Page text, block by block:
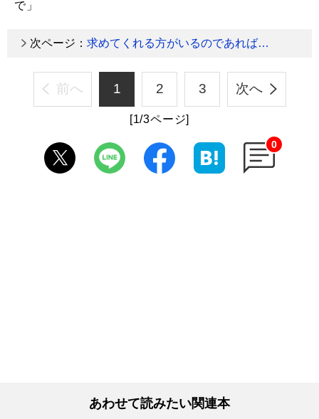
で」
次ページ： 求めてくれる方がいるのであれば…
前へ 1 2 3 次へ
[1/3ページ]
0
あわせて読みたい関連本